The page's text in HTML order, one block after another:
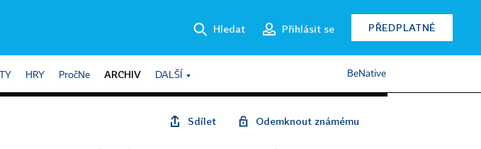
Hledat Přihlásit se PŘEDPLATNÉ
HRY PročNe ARCHIV DALŠÍ BeNative
Sdílet Odemknout známému